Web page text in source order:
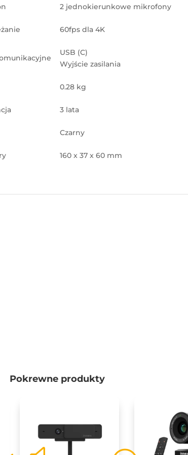
2 jednokierunkowe mikrofony
60fps dla 4K
USB (C)
Wyjście zasilania
0.28 kg
3 lata
Czarny
160 x 37 x 60 mm
Pokrewne produkty